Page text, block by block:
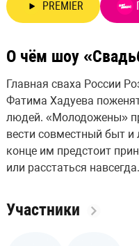
PREMIER
О чём шоу
Главная сваха России
Фатима Хадуева
людей. «Молодожены»
вести совместный быт и
конце им предстоит
или расстаться навсегда.
Участники